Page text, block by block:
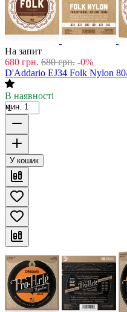
На запит
680 грн. 680 грн. -0%
D'Addario EJ34 Folk Nylon
В наявності
мин. 1
У кошик